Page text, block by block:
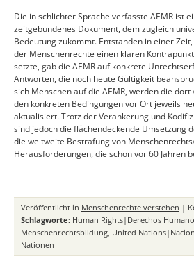
Die in schlichter Sprache verfasste AEMR ist
zeitgebundenes Dokument, dem zugleich
Bedeutung zukommt. Entstanden in einer
der Menschenrechte einen klaren
setzte, gab die AEMR auf konkrete
Antworten, die noch heute Gültigkeit
sich Menschen auf die AEMR, werden die
den konkreten Bedingungen vor Ort jeweils
aktualisiert. Trotz der Verankerung und
sind jedoch die flächendeckende Umsetzung
die weltweite Bestrafung von
Herausforderungen, die schon vor 60 Jahren
Veröffentlicht in Menschenrechte verstehen |
Schlagworte: Human Rights|Derechos
Menschenrechtsbildung, United
Nationen